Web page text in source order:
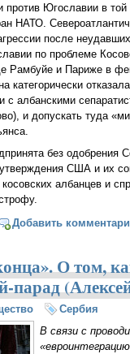
против Югославии в
НАТО.
после
по проблеме
Рамбуйе и Париже в
категорически
с албанскими
и допускать туда
без одобрения
США и их
албанцев и
почтила память
Добавить
О том,
парад
Сербия
В связи с